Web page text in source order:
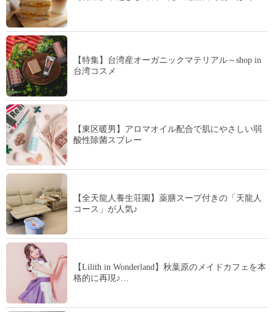
【特集】台湾産オーガニックマテリアル～shop in
台湾コスメ
【東区暖男】アロマオイル配合で肌にやさしい弱
酸性除菌スプレー
【全天龍人養生荘園】薬膳スープ付きの「天龍人
コース」が人気♪
【Lilith in Wonderland】秋葉原のメイドカフェを本
格的に再現♪…